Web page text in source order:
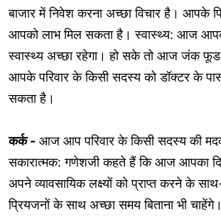
बाजार में निवेश करना अच्छा विचार है। आपके
आपको लाभ मिल सकता है। स्वास्थ्य: आज
स्वास्थ्य अच्छा रहेगा। हो सके तो आज जंक
आपके परिवार के किसी सदस्य को डॉक्टर के
सकता है।
कर्क - आज आप परिवार के किसी सदस्य की
सकारात्मक: गणेशजी कहते हैं कि आज आपका
अपने व्यावसायिक लक्ष्यों को प्राप्त करने के
प्रियजनों के साथ अच्छा समय बिताना भी